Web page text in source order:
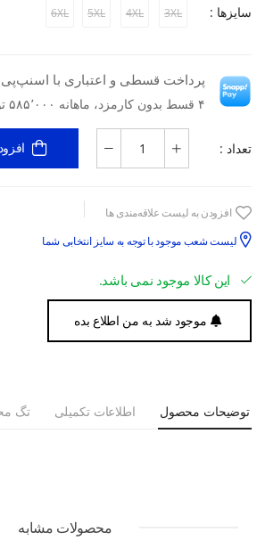
سایزها : 3XL
4XL
5XL
6XL
پرداخت قسطی و اعتباری با اسنپ‌پی
۴ قسط بدون کارمزد، ماهانه ۵۸۵٬۰۰۰ تومان
تعداد :
افزودن به لیست علاقه‌مندی ها
لیست شعب موجود با توجه به سایز انتخابی شما
این کالا موجود نمی باشد.
موجود شد به من اطلاع بده
توضیحات محصول اطلاعات تکمیلی تگ
محصولات مشابه